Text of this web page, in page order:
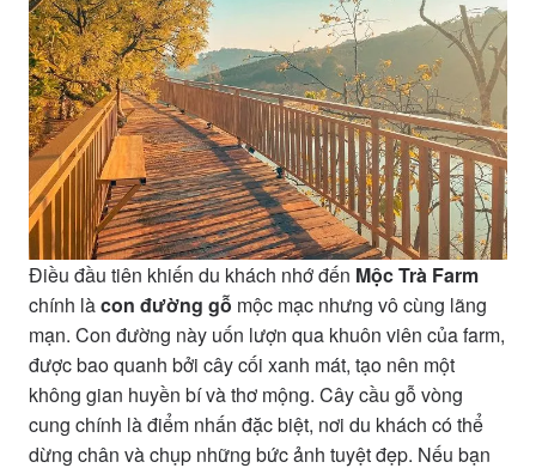
Điều đầu tiên khiến du khách nhớ đến Mộc Trà Farm
chính làcon đường gỗ mộc mạc nhưng vô cùng lãng
mạn. Con đường này uốn lượn qua khuôn viên của farm,
được bao quanh bởi cây cối xanh mát, tạo nên một
không gian huyền bí và thơ mộng. Cây cầu gỗ vòng
cung chính là điểm nhấn đặc biệt, nơi du khách có thể
dừng chân và chụp những bức ảnh tuyệt đẹp. Nếu bạn